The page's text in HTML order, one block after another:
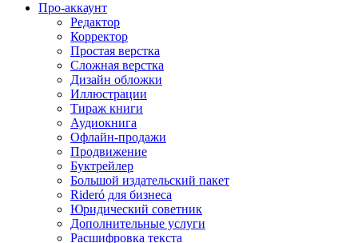
Про-аккаунт
Редактор
Корректор
Простая верстка
Сложная верстка
Дизайн обложки
Иллюстрации
Тираж книги
Аудиокнига
Офлайн-продажи
Продвижение
Буктрейлер
Большой издательский пакет
Rideró для бизнеса
Юридический советник
Дополнительные услуги
Расшифровка текста